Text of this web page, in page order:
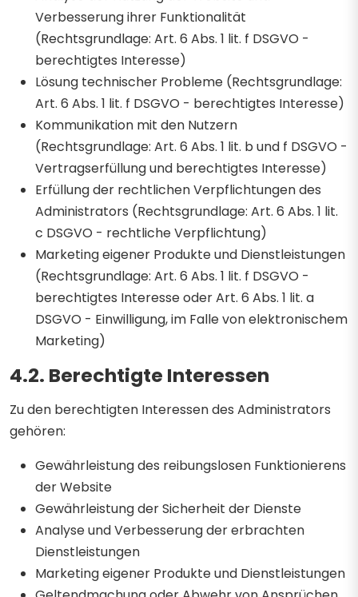
Verbesserung ihrer Funktionalität
(Rechtsgrundlage: Art. 6 Abs. 1 lit. f DSGVO -
berechtigtes Interesse)
Lösung technischer Probleme (Rechtsgrundlage:
Art. 6 Abs. 1 lit. f DSGVO - berechtigtes Interesse)
Kommunikation mit den Nutzern
(Rechtsgrundlage: Art. 6 Abs. 1 lit. b und f DSGVO -
Vertragserfüllung und berechtigtes Interesse)
Erfüllung der rechtlichen Verpflichtungen des
Administrators (Rechtsgrundlage: Art. 6 Abs. 1 lit.
c DSGVO - rechtliche Verpflichtung)
Marketing eigener Produkte und Dienstleistungen
(Rechtsgrundlage: Art. 6 Abs. 1 lit. f DSGVO -
berechtigtes Interesse oder Art. 6 Abs. 1 lit. a
DSGVO - Einwilligung, im Falle von elektronischem
Marketing)
4.2. Berechtigte Interessen
Zu den berechtigten Interessen des Administrators
gehören:
Gewährleistung des reibungslosen Funktionierens
der Website
Gewährleistung der Sicherheit der Dienste
Analyse und Verbesserung der erbrachten
Dienstleistungen
Marketing eigener Produkte und Dienstleistungen